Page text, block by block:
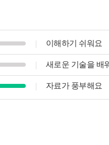
이해하기 쉬워요
새로운 기술을 배
자료가 풍부해요